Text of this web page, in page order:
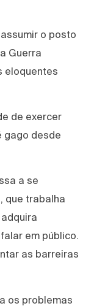
o posto
Guerra
eloquentes
de exercer
gago desde
a se
que trabalha
em público.
as barreiras
os problemas